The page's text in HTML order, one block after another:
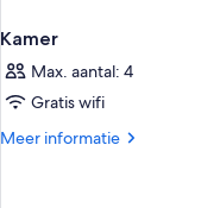
Kamer
Max. aantal: 4
Gratis wifi
Meer informatie
Meer